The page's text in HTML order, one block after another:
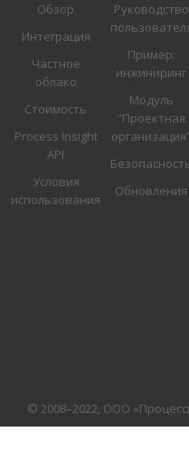
Обзор
Интеграция
Частное
облако
Стоимость
Process Insight
API
Условия
использования
Руководство
Пример:
инжиниринг
Модуль
"Проектная
Обновления
© 2008–2022, ООО